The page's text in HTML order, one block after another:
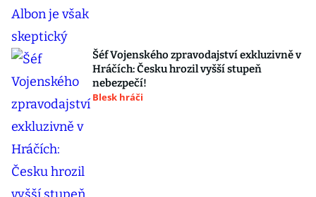
Šéf Vojenského zpravodajství exkluzivně v
Hráčích: Česku hrozil vyšší stupeň
nebezpečí!
Blesk hráči